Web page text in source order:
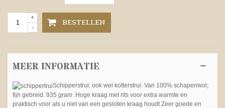
-
+ BESTELLEN
MEER INFORMATIE
Schipperstrui; ook wel kotterstrui. Van 100% schapenwol;
fijn gebreid. 935 gram Hoge kraag met rits voor extra warmte en
praktisch voor als u niet van een gesloten kraag houdt Zeer goede en